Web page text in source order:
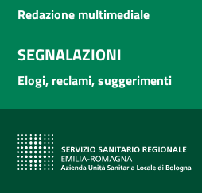
Redazione multimediale
SEGNALAZIONI
Elogi, reclami, suggerimenti